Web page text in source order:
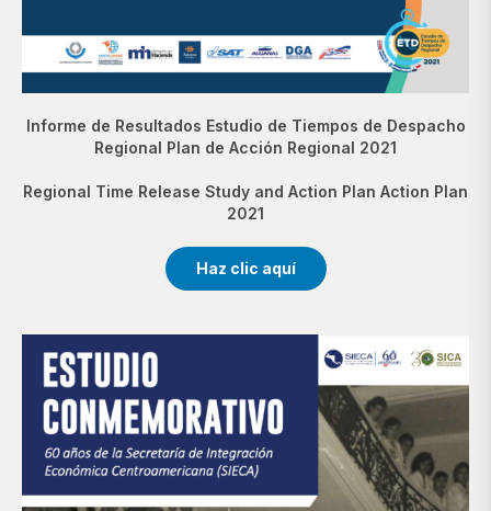
Informe de Resultados Estudio de Tiempos de Despacho
Regional Plan de Acción Regional 2021
Regional Time Release Study and Action Plan Action Plan
2021
Haz clic aquí